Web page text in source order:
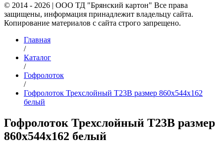
© 2014 - 2026 | ООО ТД "Брянский картон" Все права
защищены, информация принадлежит владельцу сайта.
Копирование материалов с сайта строго запрещено.
Главная
/
Каталог
/
Гофролоток
/
Гофролоток Трехслойный Т23B размер 860x544x162
белый
Гофролоток Трехслойный Т23B размер
860x544x162 белый